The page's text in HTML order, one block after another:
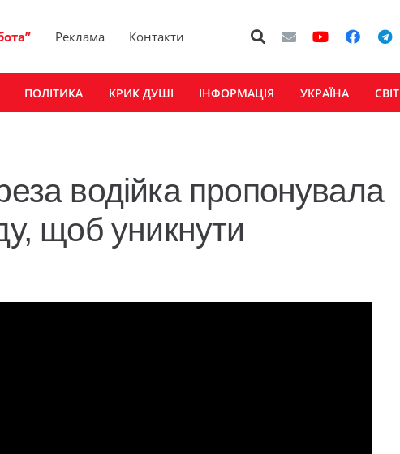
Реклама Контакти
ПОЛІТИКА КРИК ДУШІ ІНФОРМАЦІЯ УКРАЇНА СВІТ
водійка пропонувала
щоб уникнути